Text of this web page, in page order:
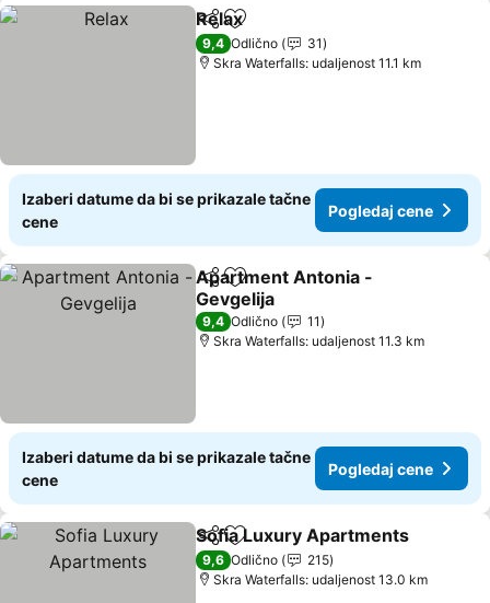
Deli Dodati u favorite
Relax
9,4 Odlično
31
Skra Waterfalls: udaljenost 11.1 km
Izaberi datume da bi se prikazale tačne
cene
Pogledaj cene
Deli Dodati u favorite
Apartment Antonia -
Gevgelija
Pogledaj cene
9,4 Odlično
11
Skra Waterfalls: udaljenost 11.3 km
Izaberi datume da bi se prikazale tačne
cene
Pogledaj cene
Deli Dodati u favorite
Sofia Luxury Apartments
9,6 Odlično
215
Skra Waterfalls: udaljenost 13.0 km